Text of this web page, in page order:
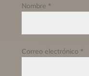
Nombre *
Correo electrónico *